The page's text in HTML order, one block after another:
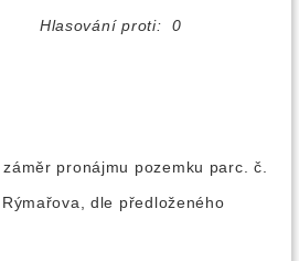
7 Hlasování proti: 0
pronájmu pozemku parc. č.
dle předloženého